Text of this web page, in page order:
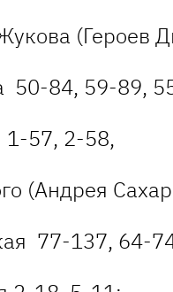
(Героев
50-84, 59-89,
1-57, 2-58,
(Андрея
77-137, 64-